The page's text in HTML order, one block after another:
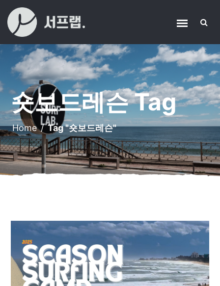
숏보드레슨 Tag
Home/Tag "숏보드레슨"